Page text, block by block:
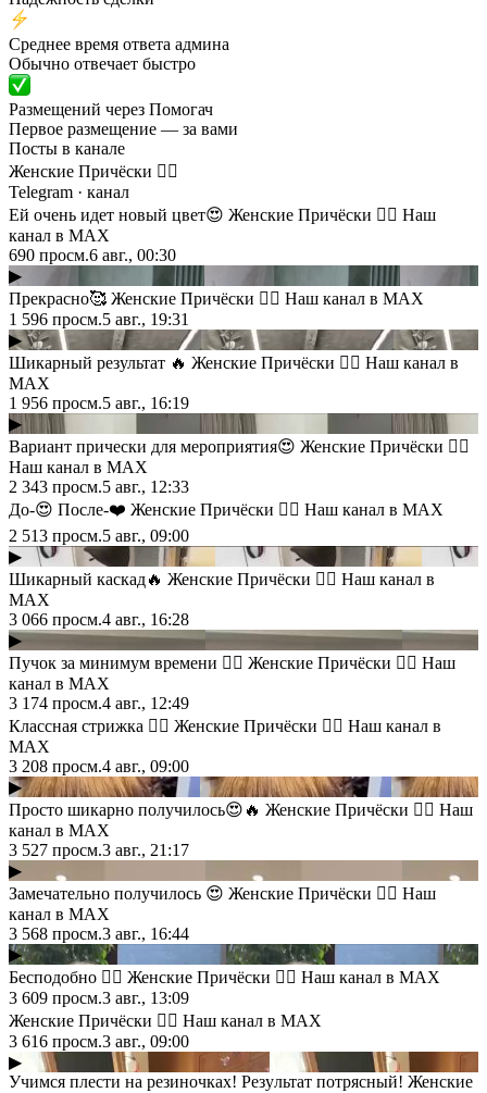
Среднее время ответа админа
Обычно отвечает быстро
Размещений через Помогач
Первое размещение — за вами
Посты в канале
Женские Причёски 💇‍♀️
Telegram · канал
Ей очень идет новый цвет😍 Женские Причёски 💇‍♀️ Наш
канал в MAX
690 просм.6 авг., 00:30
▶
Прекрасно🥰 Женские Причёски 💇‍♀️ Наш канал в MAX
1 596 просм.5 авг., 19:31
▶
Шикарный результат 🔥 Женские Причёски 💇‍♀️ Наш канал в
MAX
1 956 просм.5 авг., 16:19
▶
Вариант прически для мероприятия😍 Женские Причёски 💇‍♀️
Наш канал в MAX
2 343 просм.5 авг., 12:33
До-😍 После-❤️ Женские Причёски 💇‍♀️ Наш канал в MAX
2 513 просм.5 авг., 09:00
▶
Шикарный каскад🔥 Женские Причёски 💇‍♀️ Наш канал в
MAX
3 066 просм.4 авг., 16:28
▶
Пучок за минимум времени 👍🏻 Женские Причёски 💇‍♀️ Наш
канал в MAX
3 174 просм.4 авг., 12:49
Классная стрижка 👍🏻 Женские Причёски 💇‍♀️ Наш канал в
MAX
3 208 просм.4 авг., 09:00
▶
Просто шикарно получилось😍🔥 Женские Причёски 💇‍♀️ Наш
канал в MAX
3 527 просм.3 авг., 21:17
▶
Замечательно получилось 😍 Женские Причёски 💇‍♀️ Наш
канал в MAX
3 568 просм.3 авг., 16:44
▶
Бесподобно 👍🏻 Женские Причёски 💇‍♀️ Наш канал в MAX
3 609 просм.3 авг., 13:09
Женские Причёски 💇‍♀️ Наш канал в MAX
3 616 просм.3 авг., 09:00
▶
Учимcя плecти нa peзинoчкax! Peзyльтaт пoтpяcный! Женские